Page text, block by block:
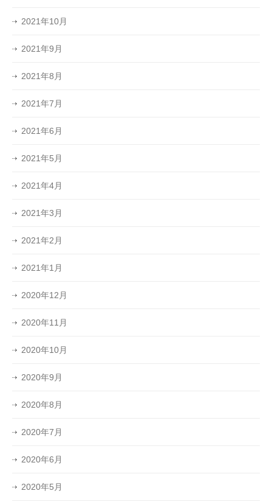
2021年10月
2021年9月
2021年8月
2021年7月
2021年6月
2021年5月
2021年4月
2021年3月
2021年2月
2021年1月
2020年12月
2020年11月
2020年10月
2020年9月
2020年8月
2020年7月
2020年6月
2020年5月